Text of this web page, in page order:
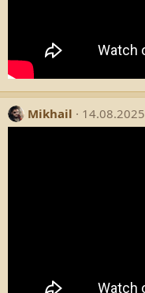
Mikhail 14.08.2025